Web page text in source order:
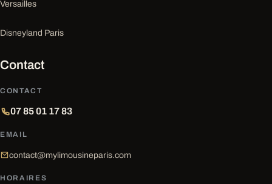
Versailles
Disneyland Paris
Contact
CONTACT
07 85 01 17 83
EMAIL
contact@mylimousineparis.com
HORAIRES